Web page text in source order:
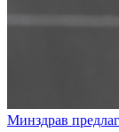
Минздрав